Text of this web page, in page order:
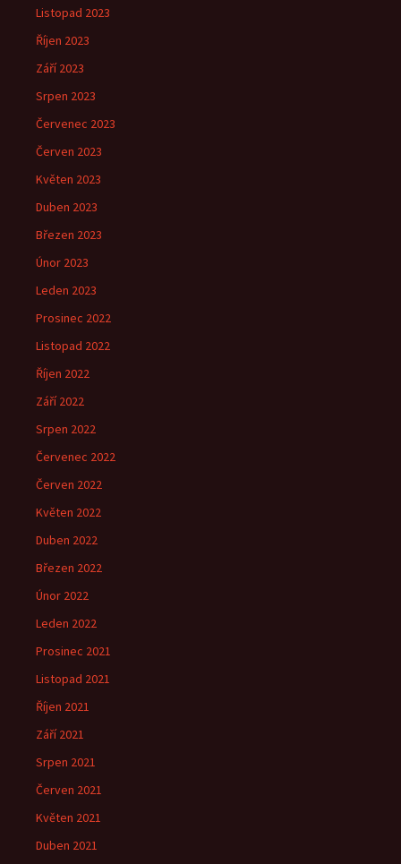
Listopad 2023
Říjen 2023
Září 2023
Srpen 2023
Červenec 2023
Červen 2023
Květen 2023
Duben 2023
Březen 2023
Únor 2023
Leden 2023
Prosinec 2022
Listopad 2022
Říjen 2022
Září 2022
Srpen 2022
Červenec 2022
Červen 2022
Květen 2022
Duben 2022
Březen 2022
Únor 2022
Leden 2022
Prosinec 2021
Listopad 2021
Říjen 2021
Září 2021
Srpen 2021
Červen 2021
Květen 2021
Duben 2021